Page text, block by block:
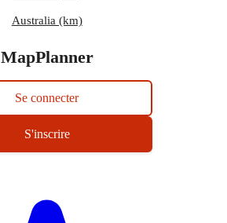
Australia (km)
MapPlanner
Se connecter
S'inscrire